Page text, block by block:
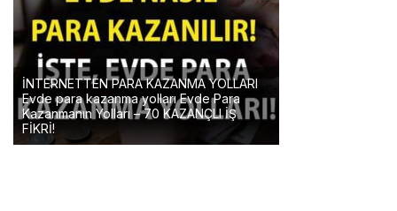
İNTERNETTEN PARA KAZANMA YOLLARI
Evde para kazanma yolları Evde Para
Kazanmanın Yolları – 70 KAZANÇLI İŞ
FİKRİ!